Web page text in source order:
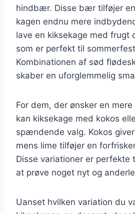
hindbær. Disse bær tilføjer
kagen endnu mere
lave en kiksekage med frugt
som er perfekt til
Kombinationen af sød
skaber en uforglemmelig
For dem, der ønsker en
kan kiksekage med kokos
spændende valg. Kokos
mens lime tilføjer en
Disse variationer er perfekte
at prøve noget nyt og
Uanset hvilken variation du